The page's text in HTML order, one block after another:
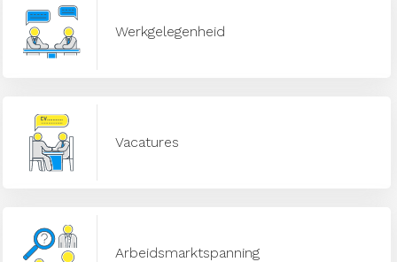
Werkgelegenheid
Vacatures
Arbeidsmarktspanning